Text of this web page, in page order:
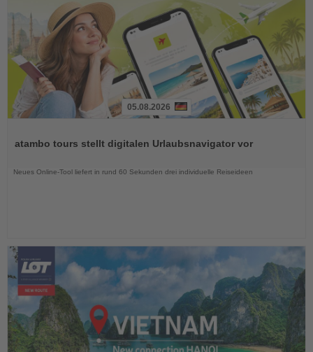
die
05.08.2026
atambo tours stellt digitalen Urlaubsnavigator vor
Neues Online-Tool liefert in rund 60 Sekunden drei individuelle Reiseideen